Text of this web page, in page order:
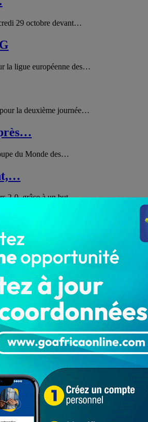
29 octobre devant…
la ligue européenne des…
la deuxième journée…
du Monde des…
2-0, grâce à un but…
dernier devant Inter…
d’appel rebute le…